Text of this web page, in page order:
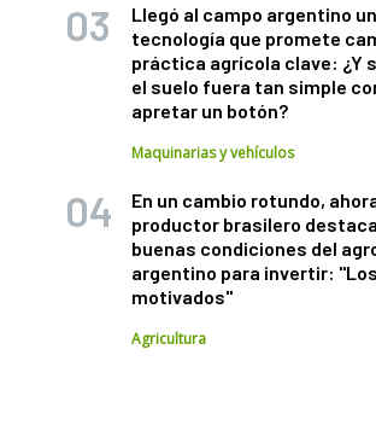
Llegó al campo argentino
tecnología que promete
práctica agrícola clave: ¿Y
el suelo fuera tan simple
apretar un botón?
Maquinarias y vehículos
En un cambio rotundo,
productor brasilero
buenas condiciones del
argentino para invertir:
motivados"
Agricultura